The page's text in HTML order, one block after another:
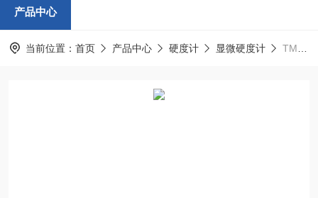
产品中心
当前位置： 首页 产品中心 硬度计 显微硬度计 TMVT-1AT智能化全自动显微硬度计